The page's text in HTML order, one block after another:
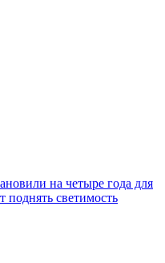
на четыре года для
светимость